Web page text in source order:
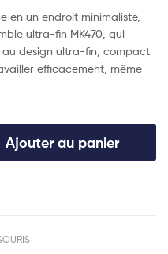
en un endroit minimaliste,
ultra-fin MK470, qui
au design ultra-fin, compact
efficacement, même
Ajouter au panier